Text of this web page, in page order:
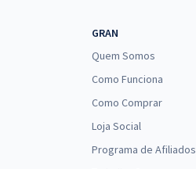
GRAN
Quem Somos
Como Funciona
Como Comprar
Loja Social
Programa de Afiliados